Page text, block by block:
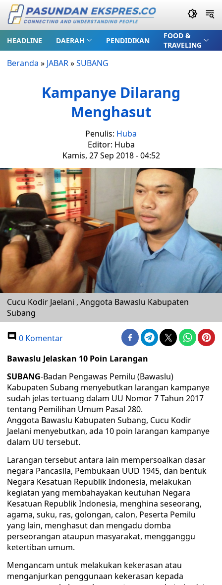
HEADLINE DAERAH PENDIDIKAN
FOOD &
TRAVELING
Beranda » JABAR»SUBANG
Kampanye Dilarang
Menghasut
Penulis: Huba
Editor: Huba
Kamis, 27 Sep 2018 - 04:52
Cucu Kodir Jaelani , Anggota Bawaslu Kabupaten
Subang
0 Komentar
Bawaslu Jelaskan 10 Poin Larangan
SUBANG-Badan Pengawas Pemilu (Bawaslu)
Kabupaten Subang menyebutkan larangan kampanye
sudah jelas tertuang dalam UU Nomor 7 Tahun 2017
tentang Pemilihan Umum Pasal 280.
Anggota Bawaslu Kabupaten Subang, Cucu Kodir
Jaelani menyebutkan, ada 10 poin larangan kampanye
dalam UU tersebut.
Larangan tersebut antara lain mempersoalkan dasar
negara Pancasila, Pembukaan UUD 1945, dan bentuk
Negara Kesatuan Republik Indonesia, melakukan
kegiatan yang membahayakan keutuhan Negara
Kesatuan Republik Indonesia, menghina seseorang,
agama, suku, ras, golongan, calon, Peserta Pemilu
yang lain, menghasut dan mengadu domba
perseorangan ataupun masyarakat, mengganggu
ketertiban umum.
Mengancam untuk melakukan kekerasan atau
menganjurkan penggunaan kekerasan kepada